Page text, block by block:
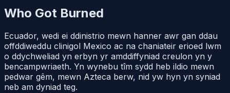
Who Got Burned
Ecuador, wedi ei ddinistrio mewn hanner awr gan ddau
offddiweddu clinigol Mexico ac na chaniateir erioed lwm
o ddychweliad yn erbyn yr amddiffyniad creulon yn y
bencampwriaeth. Yn wynebu tîm sydd heb ildio mewn
pedwar gêm, mewn Azteca berw, nid yw hyn yn syniad
neb am dyniad teg.